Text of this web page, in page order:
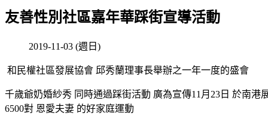
友善性別社區嘉年華踩街宣導活動
2019-11-03 (週日)
和民權社區發展協會 邱秀蘭理事長舉辦之一年一度的盛會
千歲爺奶婚紗秀 同時通過踩街活動 廣為宣傳11月23日 於南港
6500對 恩愛夫妻 的好家庭運動